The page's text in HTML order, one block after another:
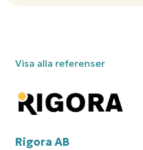
Visa alla referenser
Rigora AB